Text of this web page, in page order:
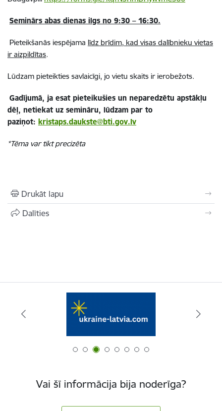
Seminārs abas dienas ilgs no 9:30 – 16:30.
Pieteikšanās iespējama līdz brīdim, kad visas dalībnieku vietas
ir aizpildītas.
Lūdzam pieteikties savlaicīgi, jo vietu skaits ir ierobežots.
Gadījumā, ja esat pieteikušies un neparedzētu apstākļu
dēļ, netiekat uz semināru, lūdzam par to
paziņot: kristaps.daukste@bti.gov.lv
*Tēma var tikt precizēta
Drukāt lapu
Dalīties
Vai šī informācija bija noderīga?